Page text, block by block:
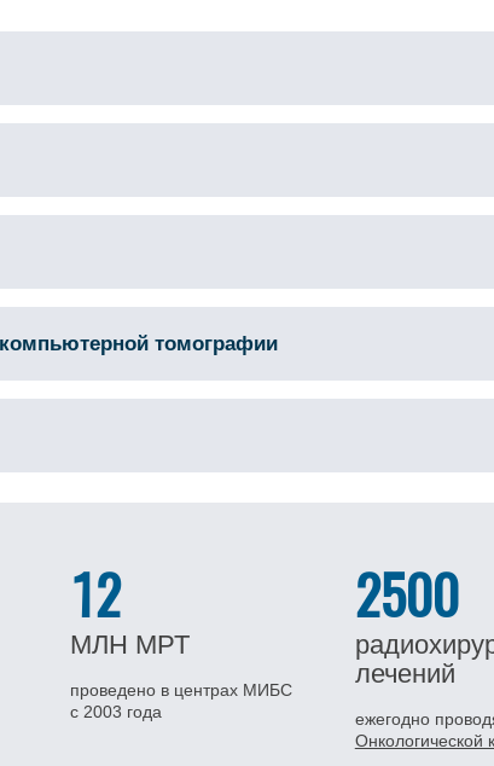
томографии
12
МЛН МРТ
проведено в центрах МИБС
с 2003 года
2500
лечений
ежегодно